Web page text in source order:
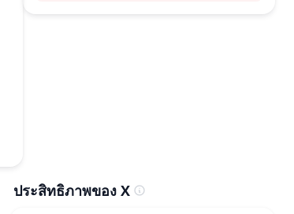
ประสิทธิภาพของ X